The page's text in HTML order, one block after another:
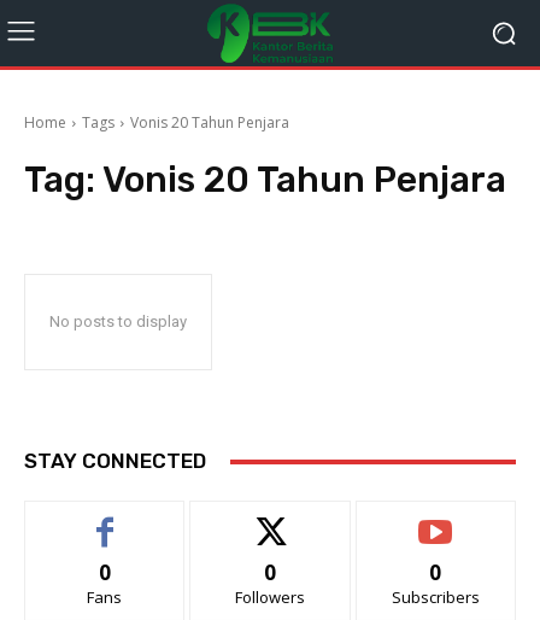
Home Tags Vonis 20 Tahun Penjara
Tag: Vonis 20 Tahun Penjara
No posts to display
STAY CONNECTED
0
Fans
0
Followers
0
Subscribers